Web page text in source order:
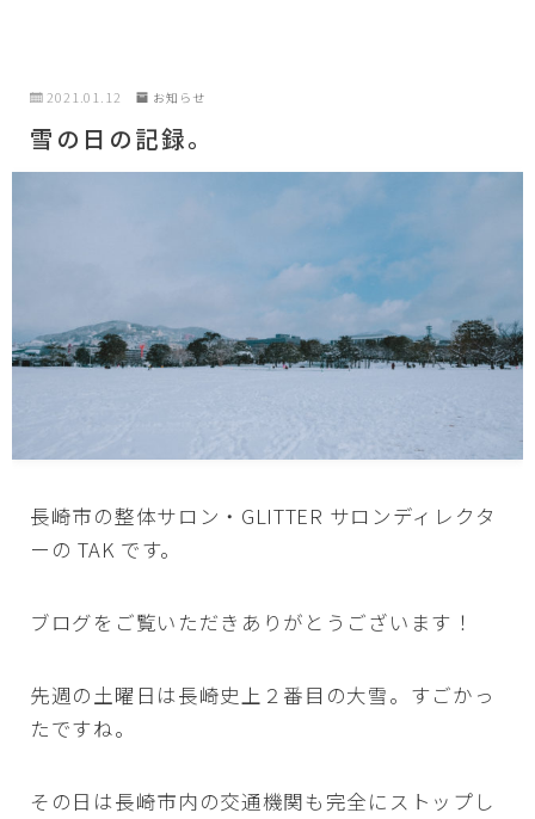
2021.01.12 お知らせ
雪の日の記録。
長崎市の整体サロン・GLITTER サロンディレクタ
ーの TAK です。
ブログをご覧いただきありがとうございます！
先週の土曜日は長崎史上２番目の大雪。すごかっ
たですね。
その日は長崎市内の交通機関も完全にストップし